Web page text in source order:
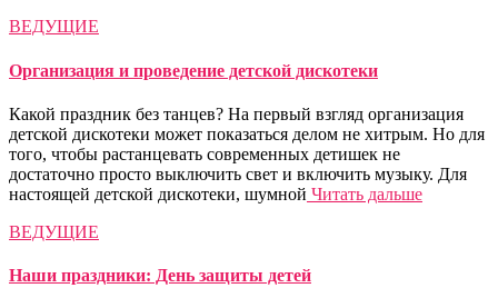
ВЕДУЩИЕ
Организация и проведение детской дискотеки
Какой праздник без танцев? На первый взгляд организация
детской дискотеки может показаться делом не хитрым. Но для
того, чтобы растанцевать современных детишек не
достаточно просто выключить свет и включить музыку. Для
настоящей детской дискотеки, шумной Читать дальше
ВЕДУЩИЕ
Наши праздники: День защиты детей